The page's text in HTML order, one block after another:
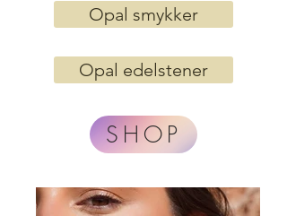
Opal smykker
Opal edelstener
SHOP